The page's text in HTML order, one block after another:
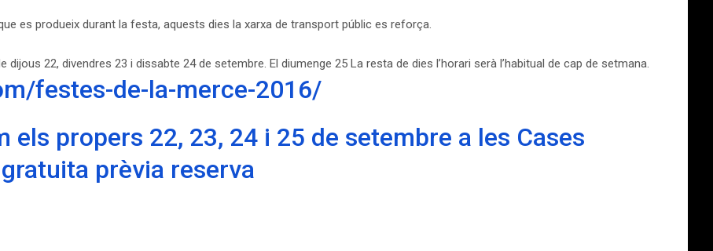
es produeix durant la festa, aquests dies la xarxa de transport públic es reforça.
22, divendres 23 i dissabte 24 de setembre. El diumenge 25 La resta de dies l’horari serà l’habitual de cap de setmana.
festes-de-la-merce-2016/
els propers 22, 23, 24 i 25 de setembre a les Cases
prèvia reserva